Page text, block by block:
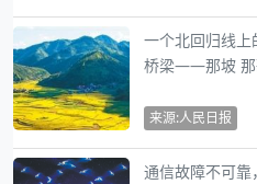
一个北回归线
桥梁——那坡 那
来源:人民日报
通信故障不可靠